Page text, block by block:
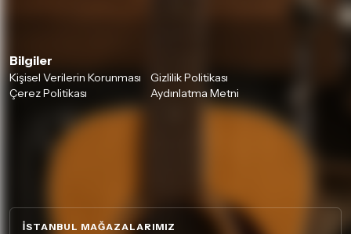
Bilgiler
Kişisel Verilerin Korunması
Gizlilik Politikası
Çerez Politikası
Aydınlatma Metni
İSTANBUL MAĞAZALARIMIZ